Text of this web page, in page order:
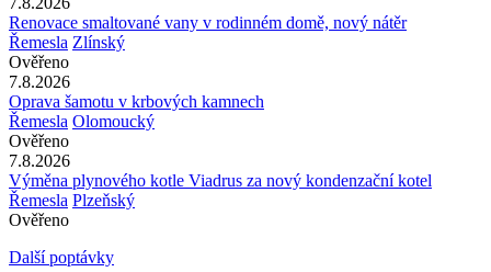
Renovace smaltované vany v rodinném domě, nový nátěr
Řemesla Zlínský
Ověřeno
7.8.2026
Oprava šamotu v krbových kamnech
Řemesla Olomoucký
Ověřeno
7.8.2026
Výměna plynového kotle Viadrus za nový kondenzační kotel
Řemesla Plzeňský
Ověřeno
Další poptávky